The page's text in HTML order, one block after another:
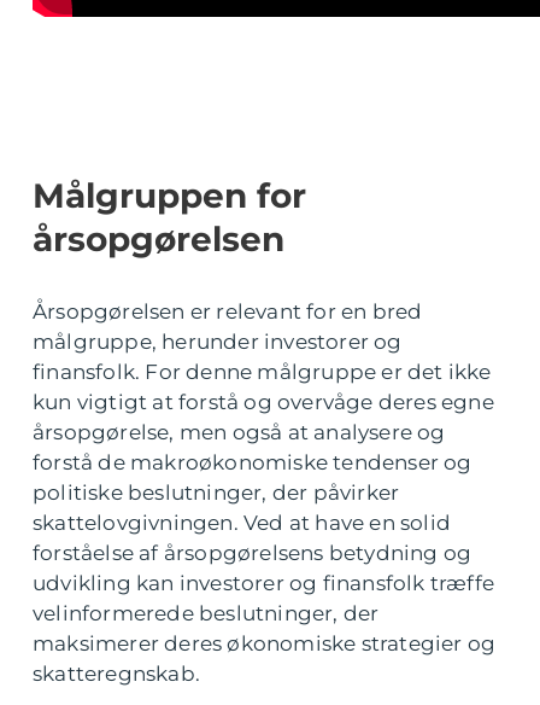
Målgruppen for
årsopgørelsen
Årsopgørelsen er relevant for en bred
målgruppe, herunder investorer og
finansfolk. For denne målgruppe er det ikke
kun vigtigt at forstå og overvåge deres egne
årsopgørelse, men også at analysere og
forstå de makroøkonomiske tendenser og
politiske beslutninger, der påvirker
skattelovgivningen. Ved at have en solid
forståelse af årsopgørelsens betydning og
udvikling kan investorer og finansfolk træffe
velinformerede beslutninger, der
maksimerer deres økonomiske strategier og
skatteregnskab.